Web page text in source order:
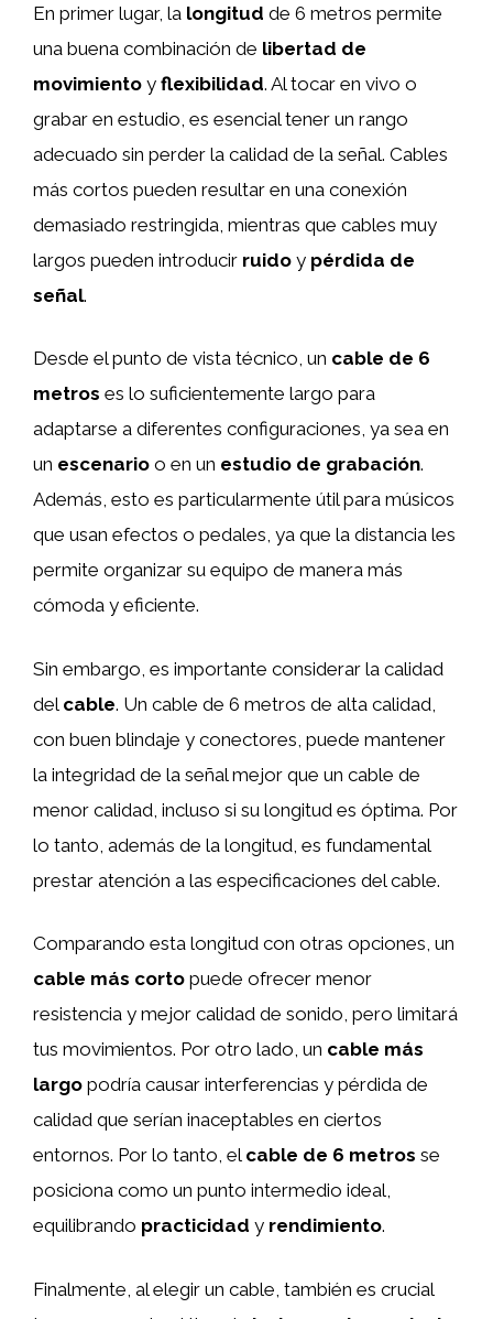
En primer lugar, la longitud de 6 metros permite
una buena combinación de libertad de
movimiento y flexibilidad. Al tocar en vivo o
grabar en estudio, es esencial tener un rango
adecuado sin perder la calidad de la señal. Cables
más cortos pueden resultar en una conexión
demasiado restringida, mientras que cables muy
largos pueden introducir ruido y pérdida de
señal.
Desde el punto de vista técnico, un cable de 6
metros es lo suficientemente largo para
adaptarse a diferentes configuraciones, ya sea en
un escenario o en un estudio de grabación.
Además, esto es particularmente útil para músicos
que usan efectos o pedales, ya que la distancia les
permite organizar su equipo de manera más
cómoda y eficiente.
Sin embargo, es importante considerar la calidad
del cable. Un cable de 6 metros de alta calidad,
con buen blindaje y conectores, puede mantener
la integridad de la señal mejor que un cable de
menor calidad, incluso si su longitud es óptima. Por
lo tanto, además de la longitud, es fundamental
prestar atención a las especificaciones del cable.
Comparando esta longitud con otras opciones, un
cable más corto puede ofrecer menor
resistencia y mejor calidad de sonido, pero limitará
tus movimientos. Por otro lado, un cable más
largo podría causar interferencias y pérdida de
calidad que serían inaceptables en ciertos
entornos. Por lo tanto, el cable de 6 metros se
posiciona como un punto intermedio ideal,
equilibrando practicidad y rendimiento.
Finalmente, al elegir un cable, también es crucial